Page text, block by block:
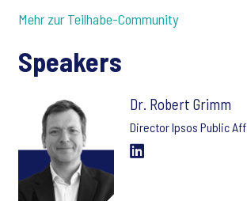
Mehr zur Teilhabe-Community
Speakers
Dr. Robert Grimm
Director Ipsos Public